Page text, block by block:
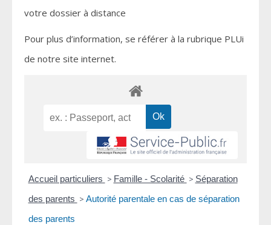
votre dossier à distance
Pour plus d’information, se référer à la rubrique PLUi
de notre site internet.
Accueil particuliers > Famille - Scolarité > Séparation
des parents > Autorité parentale en cas de séparation
des parents